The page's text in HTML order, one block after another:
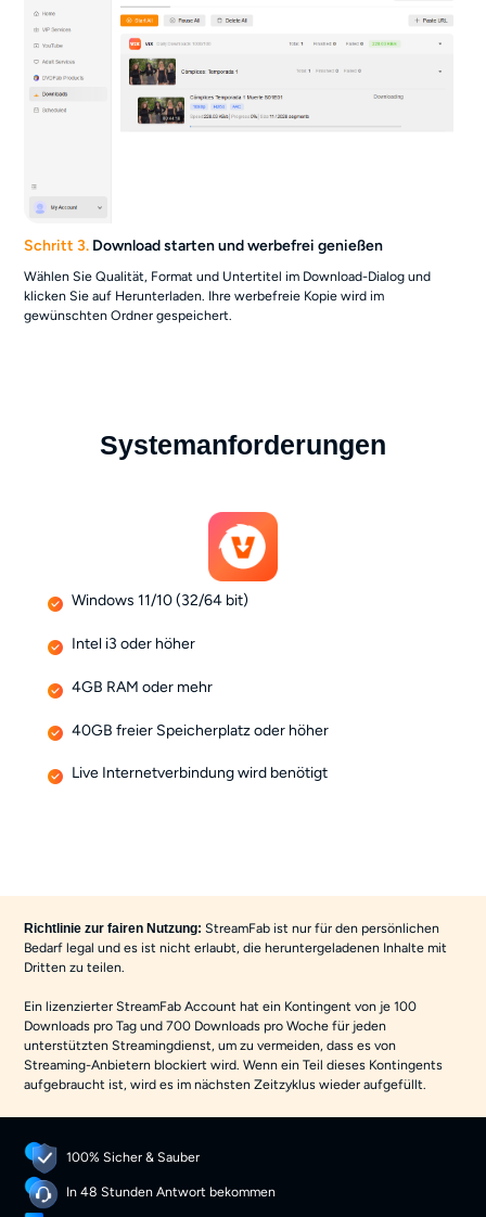
Schritt 3. Download starten und werbefrei genießen
Wählen Sie Qualität, Format und Untertitel im Download-Dialog und
klicken Sie auf Herunterladen. Ihre werbefreie Kopie wird im
gewünschten Ordner gespeichert.
Systemanforderungen
Windows 11/10 (32/64 bit)
Intel i3 oder höher
4GB RAM oder mehr
40GB freier Speicherplatz oder höher
Live Internetverbindung wird benötigt
Richtlinie zur fairen Nutzung:StreamFab ist nur für den persönlichen
Bedarf legal und es ist nicht erlaubt, die heruntergeladenen Inhalte mit
Dritten zu teilen.
Ein lizenzierter StreamFab Account hat ein Kontingent von je 100
Downloads pro Tag und 700 Downloads pro Woche für jeden
unterstützten Streamingdienst, um zu vermeiden, dass es von
Streaming-Anbietern blockiert wird. Wenn ein Teil dieses Kontingents
aufgebraucht ist, wird es im nächsten Zeitzyklus wieder aufgefüllt.
100% Sicher & Sauber
In 48 Stunden Antwort bekommen